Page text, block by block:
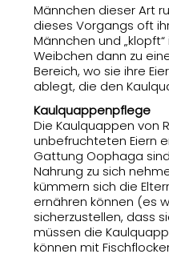
Männchen dieser Art
dieses Vorgangs oft
Männchen und
Weibchen dann zu
Bereich, wo sie ihre
ablegt, die den
Kaulquappenpflege
Die Kaulquappen von
unbefruchteten Eiern
Gattung Oophaga
Nahrung zu sich
kümmern sich die
ernähren können (es
sicherzustellen, dass
müssen die
können mit